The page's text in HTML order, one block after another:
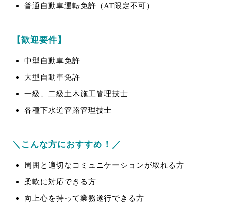
普通自動車運転免許（AT限定不可）
【歓迎要件】
中型自動車免許
大型自動車免許
一級、二級土木施工管理技士
各種下水道管路管理技士
＼こんな方におすすめ！／
周囲と適切なコミュニケーションが取れる方
柔軟に対応できる方
向上心を持って業務遂行できる方